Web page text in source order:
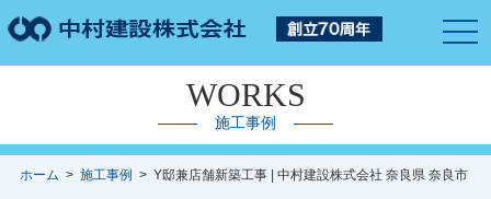
WORKS
施工事例
ホーム > 施工事例 > Y邸兼店舗新築工事 | 中村建設株式会社 奈良県 奈良市